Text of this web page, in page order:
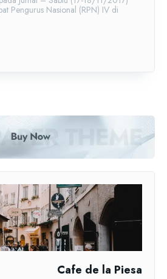
Pengurus Nasional (RPN) IV di
Cafe de la Piesa